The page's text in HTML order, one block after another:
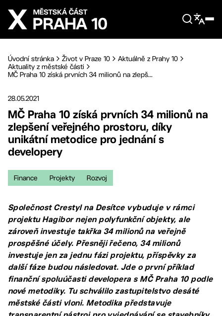
Přejít na hlavní obsah
Úvodní stránka Život v Praze 10
Aktuálně z Prahy 10
Aktuality z městské části
MČ Praha 10 získá prvních 34 milionů na zlepš...
28.05.2021
MČ Praha 10 získá prvních 34 milionů na
zlepšení veřejného prostoru, díky
unikátní metodice pro jednání s
developery
Finance Projekty Rozvoj
Společnost Crestyl na Desítce vybuduje v rámci
projektu Hagibor nejen polyfunkční objekty, ale
zároveň investuje takřka 34 milionů na veřejně
prospěšné účely. Přesněji řečeno, 34 milionů
investuje jen za jednu fázi projektu, příspěvky za
další fáze budou následovat. Jde o první příklad
finanční spoluúčasti developera s MČ Praha 10 podle
nové metodiky. Tu schválilo zastupitelstvo desáté
městské části vloni. Metodika představuje